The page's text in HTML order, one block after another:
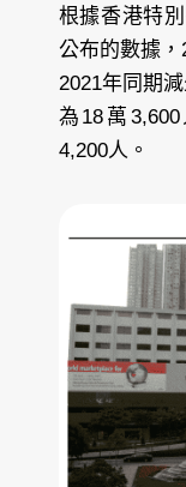
根據香港特
公布的數據
2021年同期
為18萬
4,200人。